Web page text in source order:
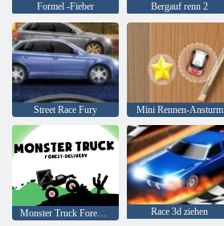
Formel -Fieber Bergauf renn 2
Street Race Fury Mini Rennen-Ansturm
Race 3d ziehen